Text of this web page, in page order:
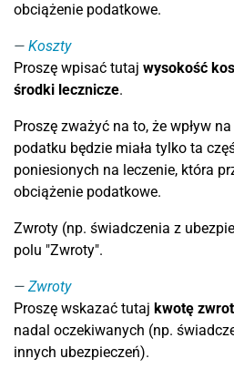
obciążenie podatkowe.
Koszty
Proszę wpisać tutaj wysokość
środki lecznicze.
Proszę zważyć na to, że wpływ
podatku będzie miała tylko ta
poniesionych na leczenie, która
obciążenie podatkowe.
Zwroty (np. świadczenia z
polu "Zwroty".
Zwroty
Proszę wskazać tutaj kwotę
nadal oczekiwanych (np.
innych ubezpieczeń).